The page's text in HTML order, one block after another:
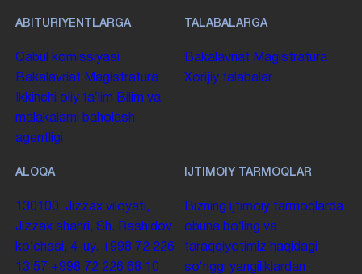
ABITURIYENTLARGA
Qabul komissiyasi
Bakalavriat Magistratura
Ikkinchi oliy taʼlim Bilim va
malakalarni baholash
agentligi
TALABALARGA
Bakalavriat Magistratura
Xorijiy talabalar
ALOQA
130100. Jizzax viloyati,
Jizzax shahri, Sh. Rashidov
koʻchasi, 4-uy. +998 72 226
13 57 +998 72 226 68 10
IJTIMOIY TARMOQLAR
Bizning ijtimoiy tarmoqlarda
obuna boʻling va
taraqqiyotimiz haqidagi
soʻnggi yangiliklardan